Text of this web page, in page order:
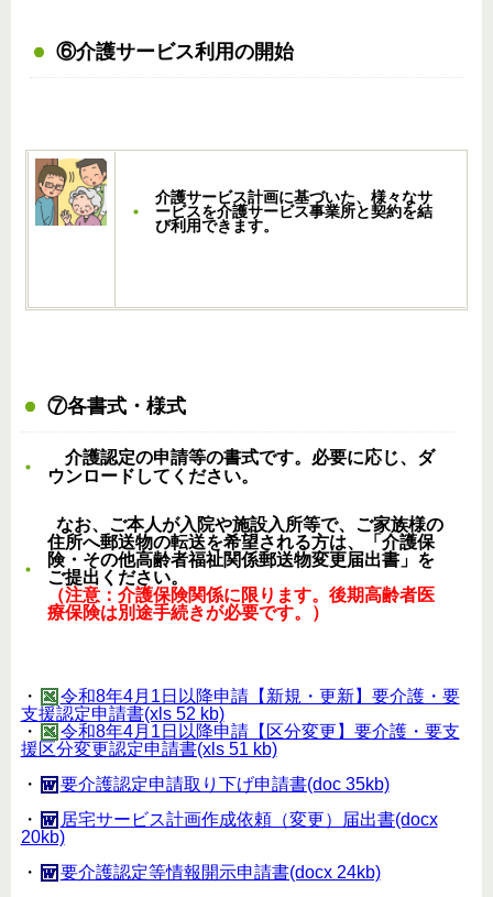
⑥介護サービス利用の開始
介護サービス計画に基づいた、様々なサ
ービスを介護サービス事業所と契約を結
び利用できます。
⑦各書式・様式
介護認定の申請等の書式です。必要に応じ、ダ
ウンロードしてください。
なお、ご本人が入院や施設入所等で、ご家族様の
住所へ郵送物の転送を希望される方は、「介護保
険・その他高齢者福祉関係郵送物変更届出書」を
ご提出ください。
（注意：介護保険関係に限ります。後期高齢者医
療保険は別途手続きが必要です。）
・
令和8年4月1日以降申請【新規・更新】要介護・要
支援認定申請書(xls 52 kb)
・
令和8年4月1日以降申請【区分変更】要介護・要支
援区分変更認定申請書(xls 51 kb)
・
要介護認定申請取り下げ申請書(doc 35kb)
・
居宅サービス計画作成依頼（変更）届出書(docx
20kb)
・
要介護認定等情報開示申請書(docx 24kb)